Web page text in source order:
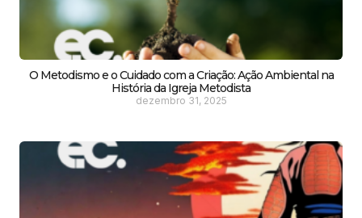
O Metodismo e o Cuidado com a Criação: Ação Ambiental na
História da Igreja Metodista
dezembro 31, 2025